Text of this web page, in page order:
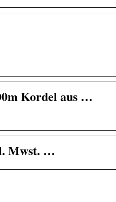
Kordel aus …
Mwst. …